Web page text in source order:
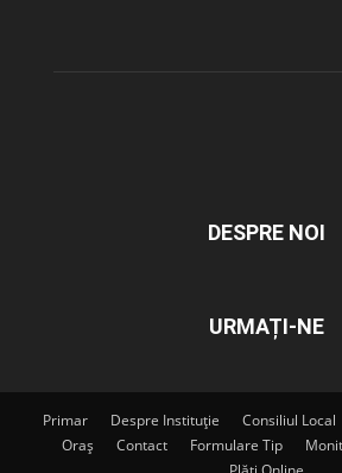
DESPRE NOI
URMAȚI-NE
Primar Despre Instituție Consiliul Local
Oraș
Contact Formulare Tip